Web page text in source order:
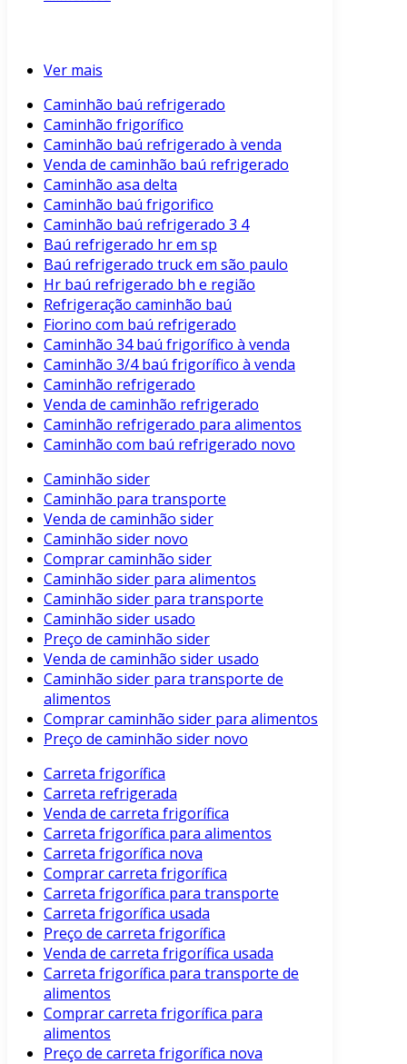
Ver mais
Caminhão baú refrigerado
Caminhão frigorífico
Caminhão baú refrigerado à venda
Venda de caminhão baú refrigerado
Caminhão asa delta
Caminhão baú frigorifico
Caminhão baú refrigerado 3 4
Baú refrigerado hr em sp
Baú refrigerado truck em são paulo
Hr baú refrigerado bh e região
Refrigeração caminhão baú
Fiorino com baú refrigerado
Caminhão 34 baú frigorífico à venda
Caminhão 3/4 baú frigorífico à venda
Caminhão refrigerado
Venda de caminhão refrigerado
Caminhão refrigerado para alimentos
Caminhão com baú refrigerado novo
Caminhão sider
Caminhão para transporte
Venda de caminhão sider
Caminhão sider novo
Comprar caminhão sider
Caminhão sider para alimentos
Caminhão sider para transporte
Caminhão sider usado
Preço de caminhão sider
Venda de caminhão sider usado
Caminhão sider para transporte de
alimentos
Comprar caminhão sider para alimentos
Preço de caminhão sider novo
Carreta frigorífica
Carreta refrigerada
Venda de carreta frigorífica
Carreta frigorífica para alimentos
Carreta frigorífica nova
Comprar carreta frigorífica
Carreta frigorífica para transporte
Carreta frigorífica usada
Preço de carreta frigorífica
Venda de carreta frigorífica usada
Carreta frigorífica para transporte de
alimentos
Comprar carreta frigorífica para
alimentos
Preço de carreta frigorífica nova